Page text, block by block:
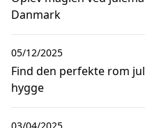
Danmark
Find den perfekte rom
hygge
05/12/2025